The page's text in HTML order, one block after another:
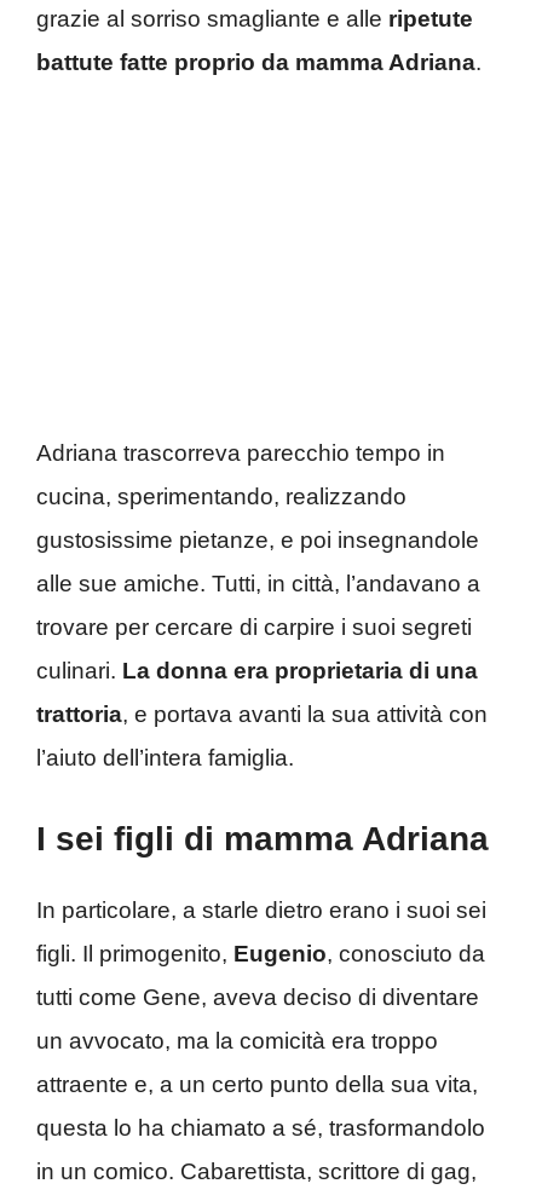
grazie al sorriso smagliante e alle ripetute
battute fatte proprio da mamma Adriana.
Adriana trascorreva parecchio tempo in
cucina, sperimentando, realizzando
gustosissime pietanze, e poi insegnandole
alle sue amiche. Tutti, in città, l’andavano a
trovare per cercare di carpire i suoi segreti
culinari. La donna era proprietaria di una
trattoria, e portava avanti la sua attività con
l’aiuto dell’intera famiglia.
I sei figli di mamma Adriana
In particolare, a starle dietro erano i suoi sei
figli. Il primogenito, Eugenio, conosciuto da
tutti come Gene, aveva deciso di diventare
un avvocato, ma la comicità era troppo
attraente e, a un certo punto della sua vita,
questa lo ha chiamato a sé, trasformandolo
in un comico. Cabarettista, scrittore di gag,